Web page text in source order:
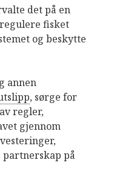
det på en
fisket
og beskytte
annen
, sørge for
regler,
gjennom
partnerskap på